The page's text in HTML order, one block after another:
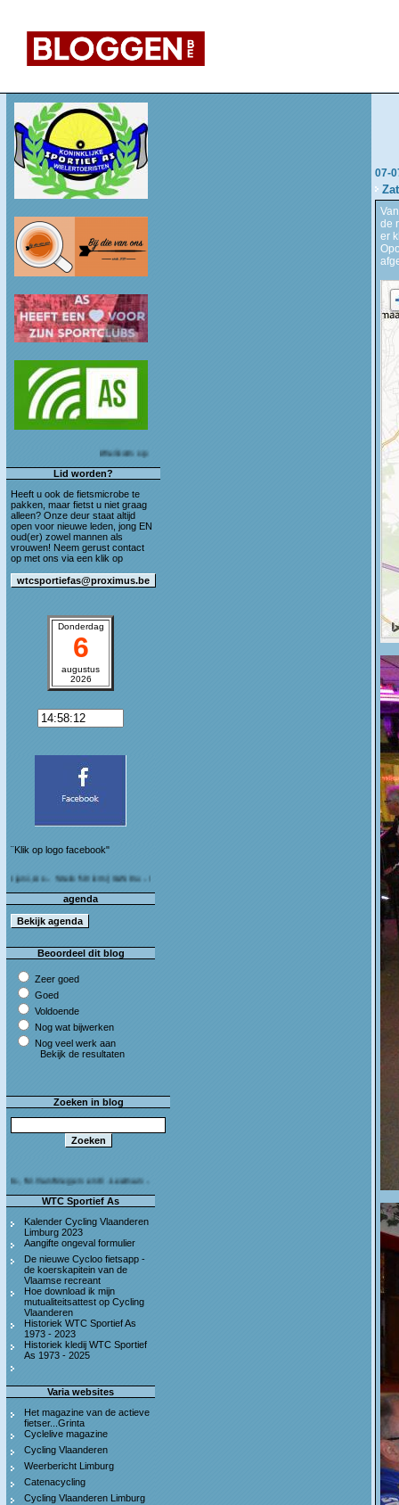
Welkom op de blog van WTC Sportief As!
Lid worden?
Heeft u ook de fietsmicrobe te
pakken, maar fietst u niet graag
alleen? Onze deur staat altijd
open voor nieuwe leden, jong EN
oud(er) zowel mannen als
vrouwen! Neem gerust contact
op met ons via een klik op
Donderdag
6
augustus
2026
¨Klik op logo facebook"
Stein 50 km (I&S 9u - 10u30) Café Bij die van ons As
agenda
Beoordeel dit blog
Zeer goed
Goed
Voldoende
Nog wat bijwerken
Nog veel werk aan
Bekijk de resultaten
Zoeken in blog
Megen en C.Leeman - Van harte proficiat!
WTC Sportief As
Kalender Cycling Vlaanderen
Limburg 2023
Aangifte ongeval formulier
De nieuwe Cycloo fietsapp -
de koerskapitein van de
Vlaamse recreant
Hoe download ik mijn
mutualiteitsattest op Cycling
Vlaanderen
Historiek WTC Sportief As
1973 - 2023
Historiek kledij WTC Sportief
As 1973 - 2025
Varia websites
Het magazine van de actieve
fietser...Grinta
Cyclelive magazine
Cycling Vlaanderen
Weerbericht Limburg
Catenacycling
Cycling Vlaanderen Limburg
07-
de
er